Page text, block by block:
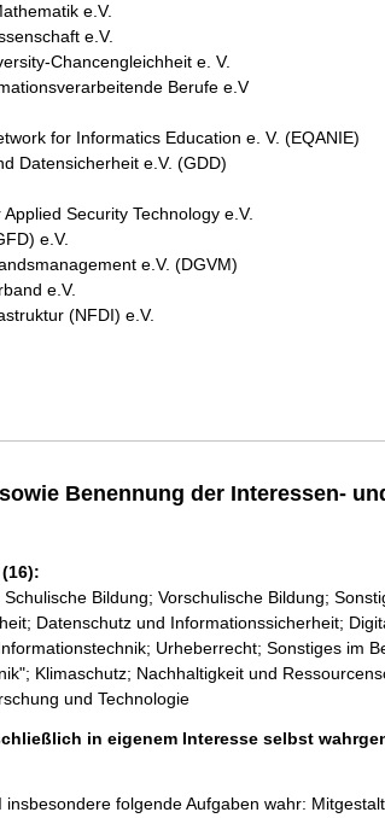
e.V.
e.V.
Chancengleichheit e. V.
Berufe e.V
for Informatics Education e. V. (EQANIE)
Datensicherheit e.V. (GDD)
Security Technology e.V.
e.V.
e.V. (DGVM)
e.V.
(NFDI) e.V.
Benennung der Interessen-
Bildung; Vorschulische Bildung;
Datenschutz und Informationssicherheit;
Urheberrecht; Sonstiges im
Klimaschutz; Nachhaltigkeit und
und Technologie
in eigenem Interesse selbst
folgende Aufgaben wahr: